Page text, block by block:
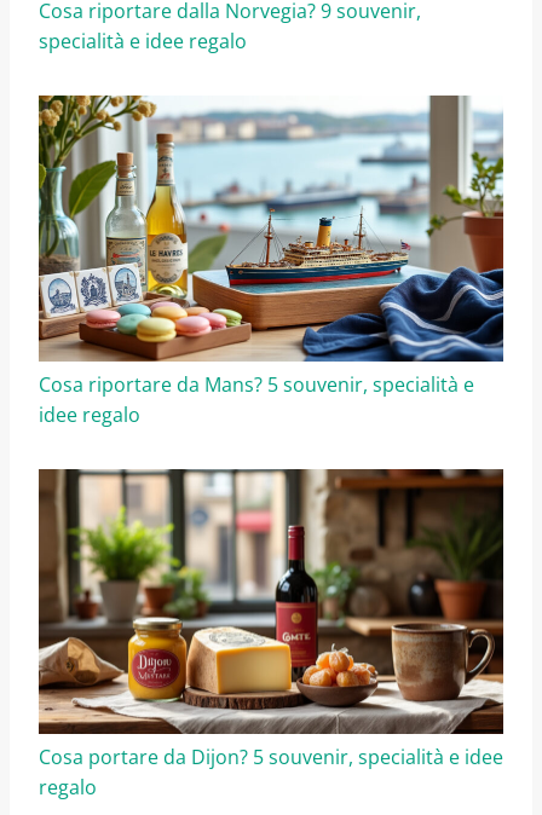
Cosa riportare dalla Norvegia? 9 souvenir,
specialità e idee regalo
Cosa riportare da Mans? 5 souvenir, specialità e
idee regalo
Cosa portare da Dijon? 5 souvenir, specialità e idee
regalo